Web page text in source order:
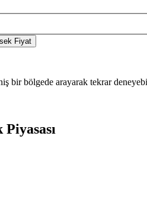
Fiyat
bir bölgede arayarak tekrar